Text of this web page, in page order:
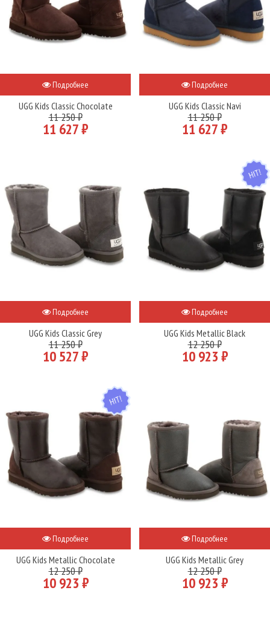
Подробнее
UGG Kids Classic Chocolate
11 250 ₽
11 627 ₽
Подробнее
UGG Kids Classic Navi
11 250 ₽
11 627 ₽
Подробнее
UGG Kids Classic Grey
11 250 ₽
10 527 ₽
HIT
Подробнее
UGG Kids Metallic Black
12 250 ₽
10 923 ₽
HIT
Подробнее
UGG Kids Metallic Chocolate
12 250 ₽
10 923 ₽
Подробнее
UGG Kids Metallic Grey
12 250 ₽
10 923 ₽